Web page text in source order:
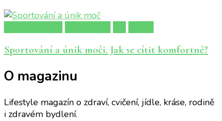
Sportování a únik moči. Jak se cítit komfortně?
O magazinu
Lifestyle magazín o zdraví, cvičení, jídle, kráse, rodině
i zdravém bydlení.